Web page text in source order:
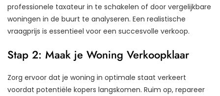
professionele taxateur in te schakelen of door vergelijkbare
woningen in de buurt te analyseren. Een realistische
vraagprijs is essentieel voor een succesvolle verkoop.
Stap 2: Maak je Woning Verkoopklaar
Zorg ervoor dat je woning in optimale staat verkeert
voordat potentiële kopers langskomen. Ruim op, repareer